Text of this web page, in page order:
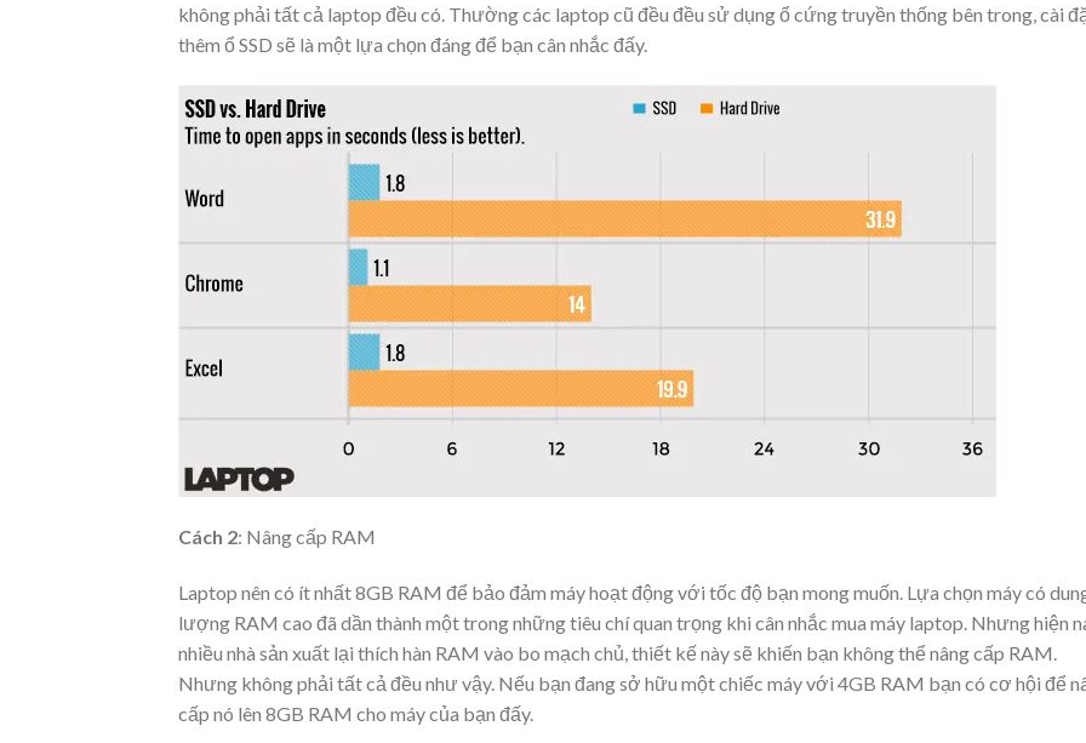
không phải tất cả laptop đều có. Thường các laptop cũ đều đều sử dụng ổ cứng truyền thống bên trong, cài
thêm ổ SSD sẽ là một lựa chọn đáng để bạn cân nhắc đấy.
Cách 2: Nâng cấp RAM
Laptop nên có ít nhất 8GB RAM để bảo đảm máy hoạt động với tốc độ bạn mong muốn. Lựa chọn máy có
lượng RAM cao đã dần thành một trong những tiêu chí quan trọng khi cân nhắc mua máy laptop. Nhưng hiện
nhiều nhà sản xuất lại thích hàn RAM vào bo mạch chủ, thiết kế này sẽ khiến bạn không thể nâng cấp RAM.
Nhưng không phải tất cả đều như vậy. Nếu bạn đang sở hữu một chiếc máy với 4GB RAM bạn có cơ hội để
cấp nó lên 8GB RAM cho máy của bạn đấy.